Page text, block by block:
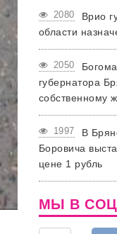
2080
Врио
области
2050
губернатора
собственному
1997
В
Боровича
цене 1 рубль
МЫ В